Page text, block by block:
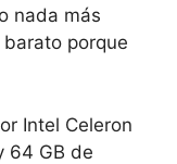
nada más
porque
Intel Celeron
64 GB de